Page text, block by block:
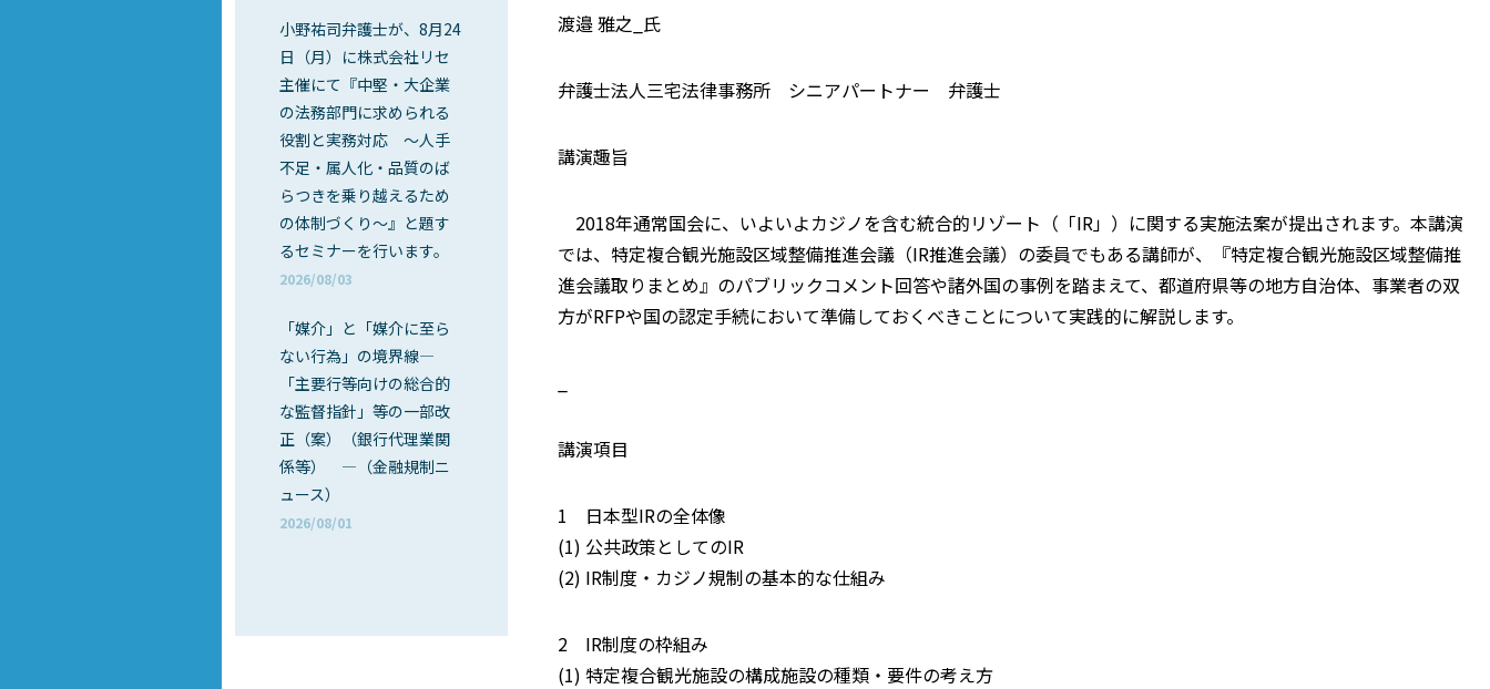
小野祐司弁護士が、8月24
日（月）に株式会社リセ
主催にて『中堅・大企業
の法務部門に求められる
役割と実務対応 ～人手
不足・属人化・品質のば
らつきを乗り越えるため
の体制づくり～』と題す
るセミナーを行います。
2026/08/03
「媒介」と「媒介に至ら
ない行為」の境界線―
「主要行等向けの総合的
な監督指針」等の一部改
正（案）（銀行代理業関
係等） ―（金融規制ニ
ュース）
2026/08/01
渡邉 雅之_氏
弁護士法人三宅法律事務所 シニアパートナー 弁護士
講演趣旨
2018年通常国会に、いよいよカジノを含む統合的リゾート（「IR」）に関する実施法案が提出されます。本講演
では、特定複合観光施設区域整備推進会議（IR推進会議）の委員でもある講師が、『特定複合観光施設区域整備推
進会議取りまとめ』のパブリックコメント回答や諸外国の事例を踏まえて、都道府県等の地方自治体、事業者の双
方がRFPや国の認定手続において準備しておくべきことについて実践的に解説します。
講演項目
1 日本型IRの全体像
(1) 公共政策としてのIR
(2) IR制度・カジノ規制の基本的な仕組み
2 IR制度の枠組み
(1) 特定複合観光施設の構成施設の種類・要件の考え方